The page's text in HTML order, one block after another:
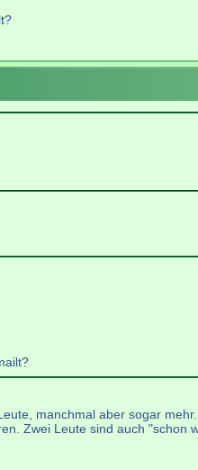
manchmal aber sogar
Zwei Leute sind auch "schon